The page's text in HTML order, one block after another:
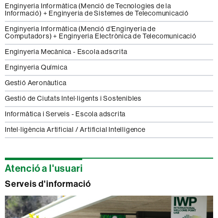
Enginyeria Informàtica (Menció de Tecnologies de la
Informació) + Enginyeria de Sistemes de Telecomunicació
Enginyeria Informàtica (Menció d'Enginyeria de
Computadors) + Enginyeria Electrònica de Telecomunicació
Enginyeria Mecànica - Escola adscrita
Enginyeria Química
Gestió Aeronàutica
Gestió de Ciutats Intel·ligents i Sostenibles
Informàtica i Serveis - Escola adscrita
Intel·ligència Artificial / Artificial Intelligence
Informació
complementària
Atenció a l'usuari
Serveis d'informació